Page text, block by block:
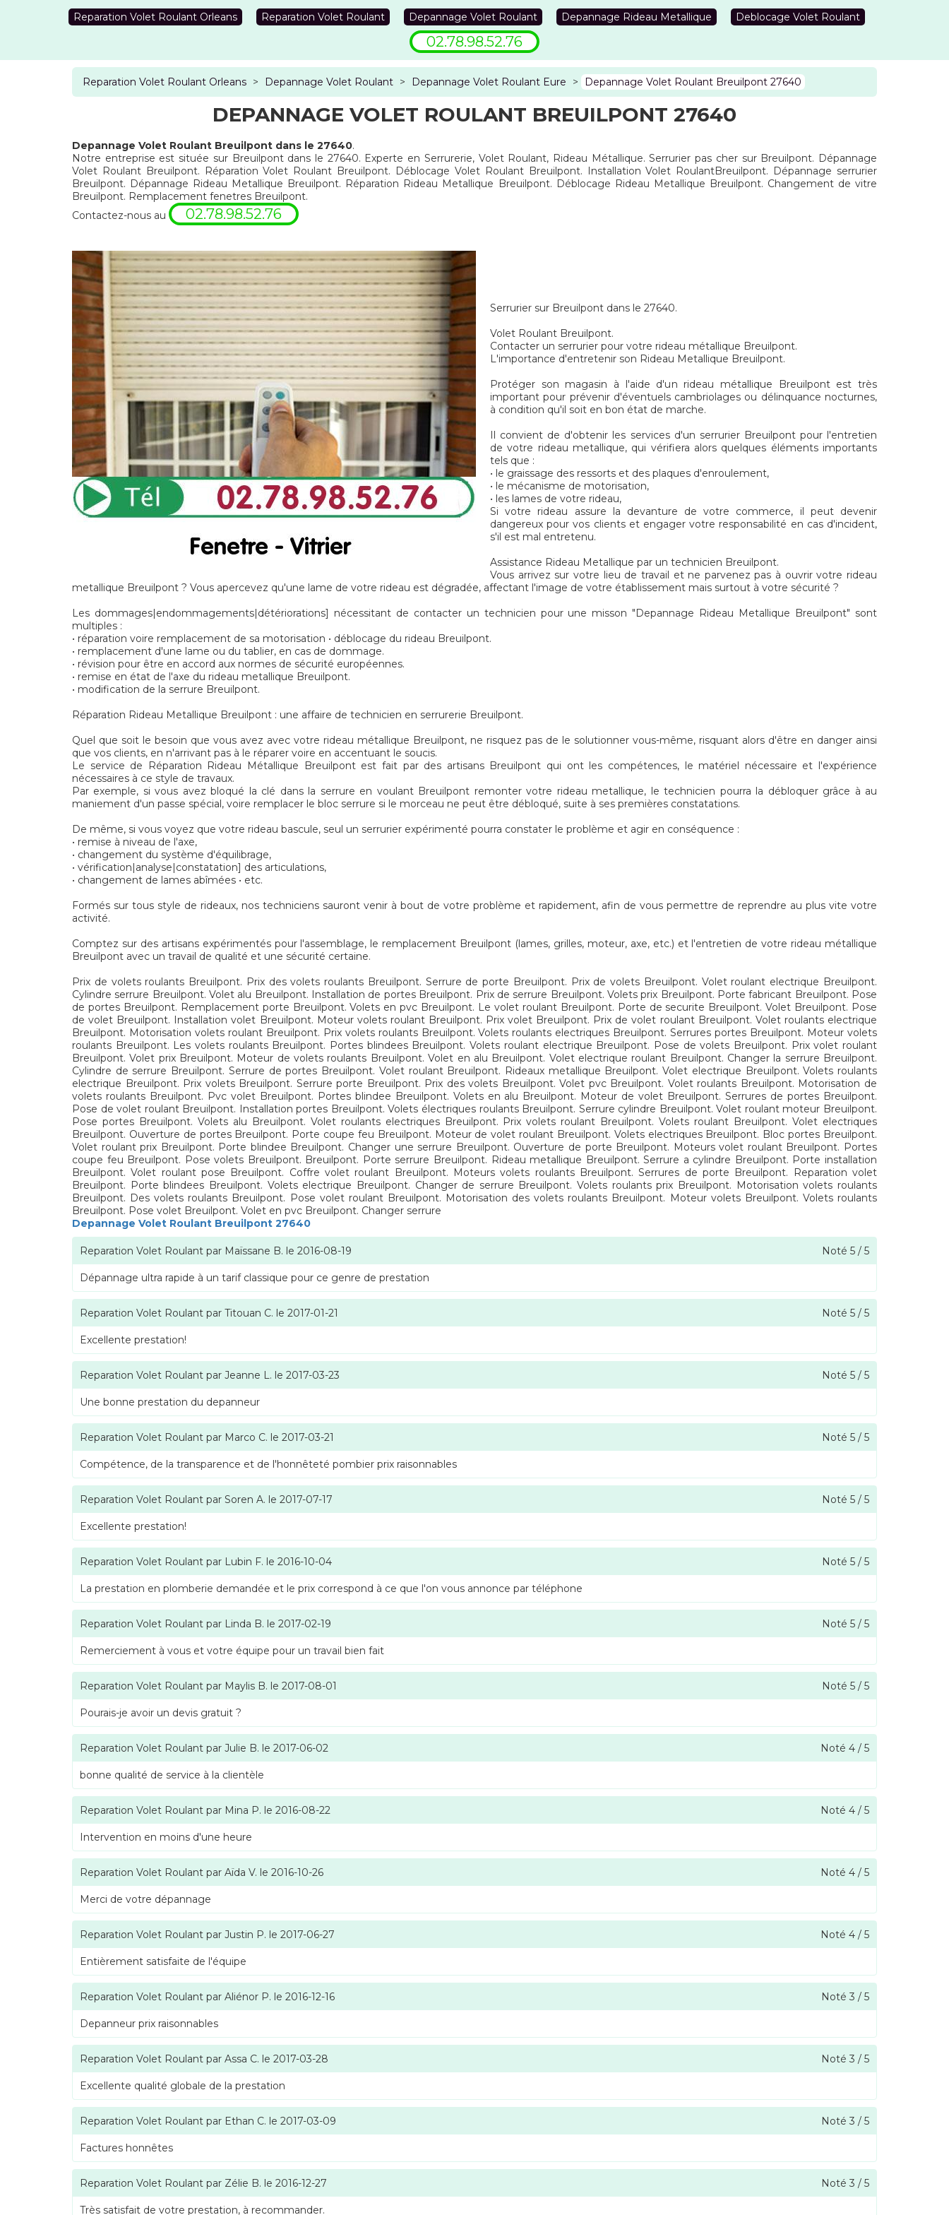
Reparation Volet Roulant Orleans Reparation Volet Roulant Depannage Volet Roulant Depannage Rideau Metallique Deblocage Volet Roulant
02.78.98.52.76
Reparation Volet Roulant Orleans > Depannage Volet Roulant > Depannage Volet Roulant Eure > Depannage Volet Roulant Breuilpont 27640
DEPANNAGE VOLET ROULANT BREUILPONT 27640
Depannage Volet Roulant Breuilpont dans le 27640.
Notre entreprise est située sur Breuilpont dans le 27640. Experte en Serrurerie, Volet Roulant, Rideau Métallique. Serrurier pas cher sur Breuilpont. Dépannage
Volet Roulant Breuilpont. Réparation Volet Roulant Breuilpont. Déblocage Volet Roulant Breuilpont. Installation Volet RoulantBreuilpont. Dépannage serrurier
Breuilpont. Dépannage Rideau Metallique Breuilpont. Réparation Rideau Metallique Breuilpont. Déblocage Rideau Metallique Breuilpont. Changement de vitre
Breuilpont. Remplacement fenetres Breuilpont.
Contactez-nous au
02.78.98.52.76
Serrurier sur Breuilpont dans le 27640.
Volet Roulant Breuilpont.
Contacter un serrurier pour votre rideau métallique Breuilpont.
L'importance d'entretenir son Rideau Metallique Breuilpont.
Protéger son magasin à l'aide d'un rideau métallique Breuilpont est très
important pour prévenir d'éventuels cambriolages ou délinquance nocturnes,
à condition qu'il soit en bon état de marche.
Il convient de d'obtenir les services d'un serrurier Breuilpont pour l'entretien
de votre rideau metallique, qui vérifiera alors quelques éléments importants
tels que :
• le graissage des ressorts et des plaques d'enroulement,
• le mécanisme de motorisation,
• les lames de votre rideau,
Si votre rideau assure la devanture de votre commerce, il peut devenir
dangereux pour vos clients et engager votre responsabilité en cas d'incident,
s'il est mal entretenu.
Assistance Rideau Metallique par un technicien Breuilpont.
Vous arrivez sur votre lieu de travail et ne parvenez pas à ouvrir votre rideau
metallique Breuilpont ? Vous apercevez qu'une lame de votre rideau est dégradée, affectant l'image de votre établissement mais surtout à votre sécurité ?
Les dommages|endommagements|détériorations] nécessitant de contacter un technicien pour une misson "Depannage Rideau Metallique Breuilpont" sont
multiples :
• réparation voire remplacement de sa motorisation • déblocage du rideau Breuilpont.
• remplacement d'une lame ou du tablier, en cas de dommage.
• révision pour être en accord aux normes de sécurité européennes.
• remise en état de l'axe du rideau metallique Breuilpont.
• modification de la serrure Breuilpont.
Réparation Rideau Metallique Breuilpont : une affaire de technicien en serrurerie Breuilpont.
Quel que soit le besoin que vous avez avec votre rideau métallique Breuilpont, ne risquez pas de le solutionner vous-même, risquant alors d'être en danger ainsi
que vos clients, en n'arrivant pas à le réparer voire en accentuant le soucis.
Le service de Réparation Rideau Métallique Breuilpont est fait par des artisans Breuilpont qui ont les compétences, le matériel nécessaire et l'expérience
nécessaires à ce style de travaux.
Par exemple, si vous avez bloqué la clé dans la serrure en voulant Breuilpont remonter votre rideau metallique, le technicien pourra la débloquer grâce à au
maniement d'un passe spécial, voire remplacer le bloc serrure si le morceau ne peut être débloqué, suite à ses premières constatations.
De même, si vous voyez que votre rideau bascule, seul un serrurier expérimenté pourra constater le problème et agir en conséquence :
• remise à niveau de l'axe,
• changement du système d'équilibrage,
• vérification|analyse|constatation] des articulations,
• changement de lames abîmées • etc.
Formés sur tous style de rideaux, nos techniciens sauront venir à bout de votre problème et rapidement, afin de vous permettre de reprendre au plus vite votre
activité.
Comptez sur des artisans expérimentés pour l'assemblage, le remplacement Breuilpont (lames, grilles, moteur, axe, etc.) et l'entretien de votre rideau métallique
Breuilpont avec un travail de qualité et une sécurité certaine.
Prix de volets roulants Breuilpont. Prix des volets roulants Breuilpont. Serrure de porte Breuilpont. Prix de volets Breuilpont. Volet roulant electrique Breuilpont.
Cylindre serrure Breuilpont. Volet alu Breuilpont. Installation de portes Breuilpont. Prix de serrure Breuilpont. Volets prix Breuilpont. Porte fabricant Breuilpont. Pose
de portes Breuilpont. Remplacement porte Breuilpont. Volets en pvc Breuilpont. Le volet roulant Breuilpont. Porte de securite Breuilpont. Volet Breuilpont. Pose
de volet Breuilpont. Installation volet Breuilpont. Moteur volets roulant Breuilpont. Prix volet Breuilpont. Prix de volet roulant Breuilpont. Volet roulants electrique
Breuilpont. Motorisation volets roulant Breuilpont. Prix volets roulants Breuilpont. Volets roulants electriques Breuilpont. Serrures portes Breuilpont. Moteur volets
roulants Breuilpont. Les volets roulants Breuilpont. Portes blindees Breuilpont. Volets roulant electrique Breuilpont. Pose de volets Breuilpont. Prix volet roulant
Breuilpont. Volet prix Breuilpont. Moteur de volets roulants Breuilpont. Volet en alu Breuilpont. Volet electrique roulant Breuilpont. Changer la serrure Breuilpont.
Cylindre de serrure Breuilpont. Serrure de portes Breuilpont. Volet roulant Breuilpont. Rideaux metallique Breuilpont. Volet electrique Breuilpont. Volets roulants
electrique Breuilpont. Prix volets Breuilpont. Serrure porte Breuilpont. Prix des volets Breuilpont. Volet pvc Breuilpont. Volet roulants Breuilpont. Motorisation de
volets roulants Breuilpont. Pvc volet Breuilpont. Portes blindee Breuilpont. Volets en alu Breuilpont. Moteur de volet Breuilpont. Serrures de portes Breuilpont.
Pose de volet roulant Breuilpont. Installation portes Breuilpont. Volets électriques roulants Breuilpont. Serrure cylindre Breuilpont. Volet roulant moteur Breuilpont.
Pose portes Breuilpont. Volets alu Breuilpont. Volet roulants electriques Breuilpont. Prix volets roulant Breuilpont. Volets roulant Breuilpont. Volet electriques
Breuilpont. Ouverture de portes Breuilpont. Porte coupe feu Breuilpont. Moteur de volet roulant Breuilpont. Volets electriques Breuilpont. Bloc portes Breuilpont.
Volet roulant prix Breuilpont. Porte blindee Breuilpont. Changer une serrure Breuilpont. Ouverture de porte Breuilpont. Moteurs volet roulant Breuilpont. Portes
coupe feu Breuilpont. Pose volets Breuilpont. Breuilpont. Porte serrure Breuilpont. Rideau metallique Breuilpont. Serrure a cylindre Breuilpont. Porte installation
Breuilpont. Volet roulant pose Breuilpont. Coffre volet roulant Breuilpont. Moteurs volets roulants Breuilpont. Serrures de porte Breuilpont. Reparation volet
Breuilpont. Porte blindees Breuilpont. Volets electrique Breuilpont. Changer de serrure Breuilpont. Volets roulants prix Breuilpont. Motorisation volets roulants
Breuilpont. Des volets roulants Breuilpont. Pose volet roulant Breuilpont. Motorisation des volets roulants Breuilpont. Moteur volets Breuilpont. Volets roulants
Breuilpont. Pose volet Breuilpont. Volet en pvc Breuilpont. Changer serrure
Depannage Volet Roulant Breuilpont 27640
Reparation Volet Roulant par Maïssane B. le 2016-08-19 Noté 5 / 5
Dépannage ultra rapide à un tarif classique pour ce genre de prestation
Reparation Volet Roulant par Titouan C. le 2017-01-21 Noté 5 / 5
Excellente prestation!
Reparation Volet Roulant par Jeanne L. le 2017-03-23 Noté 5 / 5
Une bonne prestation du depanneur
Reparation Volet Roulant par Marco C. le 2017-03-21 Noté 5 / 5
Compétence, de la transparence et de l'honnêteté pombier prix raisonnables
Reparation Volet Roulant par Soren A. le 2017-07-17 Noté 5 / 5
Excellente prestation!
Reparation Volet Roulant par Lubin F. le 2016-10-04 Noté 5 / 5
La prestation en plomberie demandée et le prix correspond à ce que l'on vous annonce par téléphone
Reparation Volet Roulant par Linda B. le 2017-02-19 Noté 5 / 5
Remerciement à vous et votre équipe pour un travail bien fait
Reparation Volet Roulant par Maylis B. le 2017-08-01 Noté 5 / 5
Pourais-je avoir un devis gratuit ?
Reparation Volet Roulant par Julie B. le 2017-06-02 Noté 4 / 5
bonne qualité de service à la clientèle
Reparation Volet Roulant par Mina P. le 2016-08-22 Noté 4 / 5
Intervention en moins d'une heure
Reparation Volet Roulant par Aïda V. le 2016-10-26 Noté 4 / 5
Merci de votre dépannage
Reparation Volet Roulant par Justin P. le 2017-06-27 Noté 4 / 5
Entièrement satisfaite de l'équipe
Reparation Volet Roulant par Aliénor P. le 2016-12-16 Noté 3 / 5
Depanneur prix raisonnables
Reparation Volet Roulant par Assa C. le 2017-03-28 Noté 3 / 5
Excellente qualité globale de la prestation
Reparation Volet Roulant par Ethan C. le 2017-03-09 Noté 3 / 5
Factures honnêtes
Reparation Volet Roulant par Zélie B. le 2016-12-27 Noté 3 / 5
Très satisfait de votre prestation, à recommander.